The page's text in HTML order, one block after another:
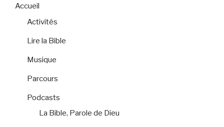
Accueil
Activités
Lire la Bible
Musique
Parcours
Podcasts
La Bible, Parole de Dieu